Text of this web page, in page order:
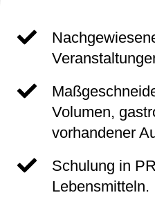
Volumen,
vorhandener
Schulung in
Lebensmitteln.